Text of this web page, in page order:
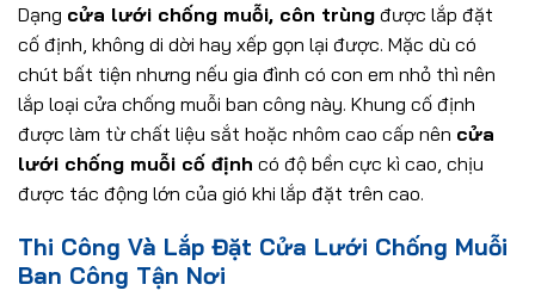
Dạng cửa lưới chống muỗi, côn trùng được lắp đặt
cố định, không di dời hay xếp gọn lại được. Mặc dù có
chút bất tiện nhưng nếu gia đình có con em nhỏ thì nên
lắp loại cửa chống muỗi ban công này. Khung cố định
được làm từ chất liệu sắt hoặc nhôm cao cấp nên cửa
lưới chống muỗi cố định có độ bền cực kì cao, chịu
được tác động lớn của gió khi lắp đặt trên cao.
Thi Công Và Lắp Đặt Cửa Lưới Chống Muỗi
Ban Công Tận Nơi